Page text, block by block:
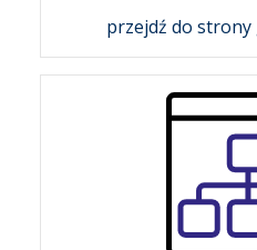
przejdź do strony